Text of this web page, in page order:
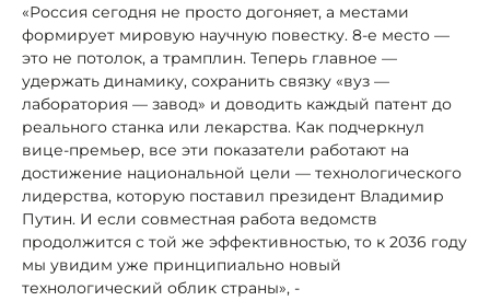
«Россия сегодня не просто догоняет, а местами
формирует мировую научную повестку. 8-е место —
это не потолок, а трамплин. Теперь главное —
удержать динамику, сохранить связку «вуз —
лаборатория — завод» и доводить каждый патент до
реального станка или лекарства. Как подчеркнул
вице-премьер, все эти показатели работают на
достижение национальной цели — технологического
лидерства, которую поставил президент Владимир
Путин. И если совместная работа ведомств
продолжится с той же эффективностью, то к 2036 году
мы увидим уже принципиально новый
технологический облик страны», -